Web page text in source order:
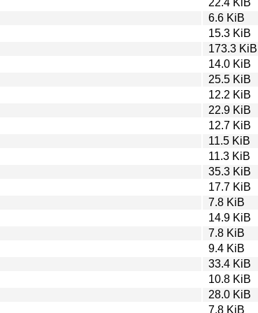
6.6 KiB
15.3 KiB
173.3 KiB
14.0 KiB
25.5 KiB
12.2 KiB
22.9 KiB
12.7 KiB
11.5 KiB
11.3 KiB
35.3 KiB
17.7 KiB
7.8 KiB
14.9 KiB
7.8 KiB
9.4 KiB
33.4 KiB
10.8 KiB
28.0 KiB
7.8 KiB